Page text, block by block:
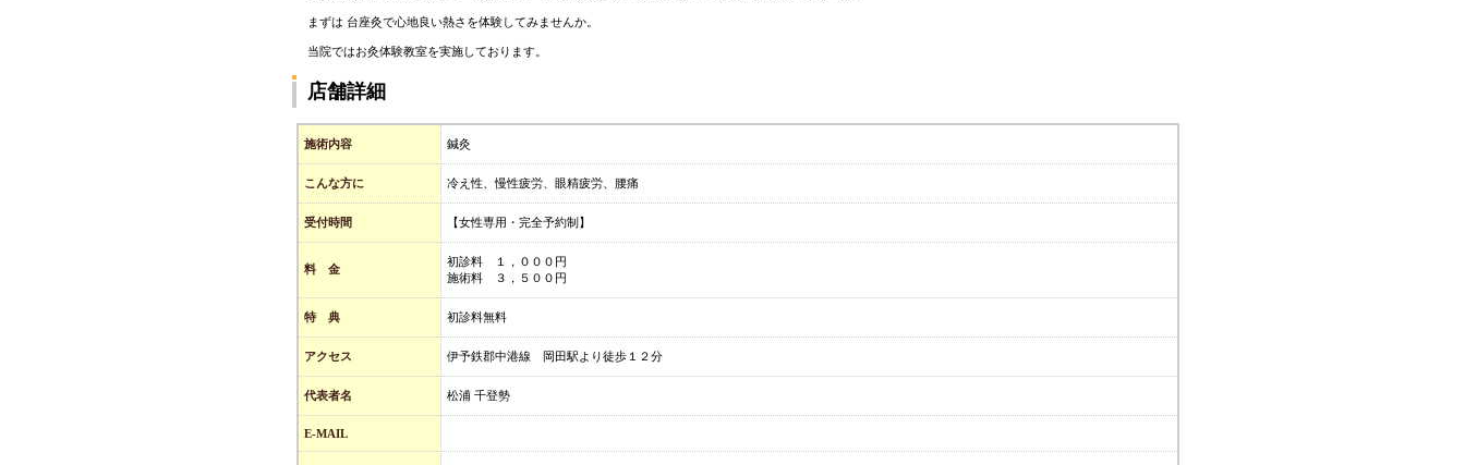
まずは 台座灸で心地良い熱さを体験してみませんか。
当院ではお灸体験教室を実施しております。
店舗詳細
施術内容 鍼灸
こんな方に 冷え性、慢性疲労、眼精疲労、腰痛
受付時間 【女性専用・完全予約制】
料 金
初診料 １，０００円
施術料 ３，５００円
特 典 初診料無料
アクセス 伊予鉄郡中港線 岡田駅より徒歩１２分
代表者名 松浦 千登勢
E-MAIL